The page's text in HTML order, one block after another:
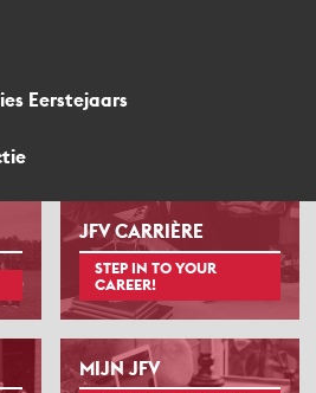
Eerstejaars
JFV CARRIÈRE
STEP IN TO YOUR
CAREER!
MIJN JFV